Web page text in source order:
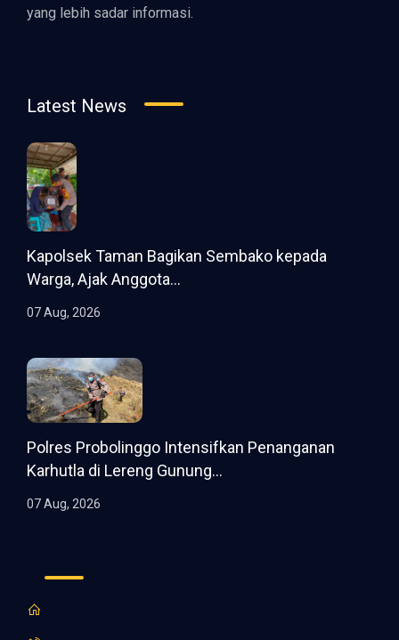
yang lebih sadar informasi.
Latest News
Kapolsek Taman Bagikan Sembako kepada
Warga, Ajak Anggota...
07 Aug, 2026
Polres Probolinggo Intensifkan Penanganan
Karhutla di Lereng Gunung...
07 Aug, 2026